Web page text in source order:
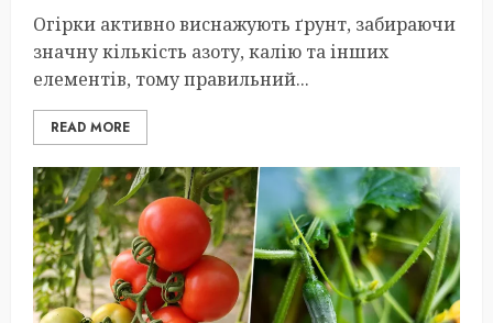
Огірки активно виснажують ґрунт, забираючи
значну кількість азоту, калію та інших
елементів, тому правильний...
READ MORE